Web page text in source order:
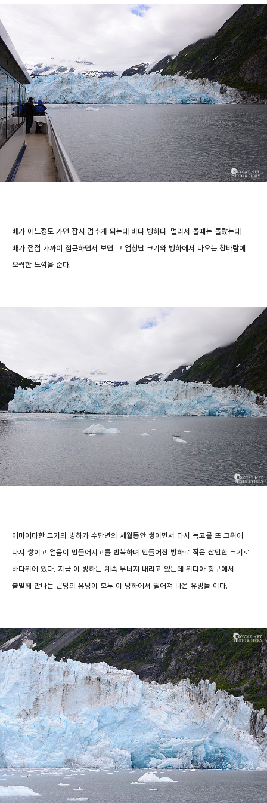
배가 어느정도 가면 잠시 멈추게 되는데 바다 빙하다. 멀리서 볼때는 몰랐는데
배가 점점 가까이 접근하면서 보면 그 엄청난 크기와 빙하에서 나오는 찬바람에
오싹한 느낌을 준다.
어마어마한 크기의 빙하가 수만년의 세월동안 쌓이면서 다시 녹고를 또 그위에
다시 쌓이고 얼음이 만들어지고를 반복하며 만들어진 빙하로 작은 산만한 크기로
바다위에 있다. 지금 이 빙하는 계속 무너져 내리고 있는데 위디아 항구에서
출발해 만나는 근방의 유빙이 모두 이 빙하에서 떨어져 나온 유빙들 이다.